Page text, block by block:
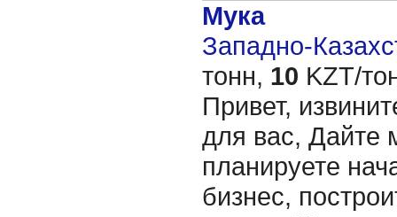
Мука
Западно-
тонн, 10 KZT/
Привет,
для вас, Дайте
планируете
бизнес,